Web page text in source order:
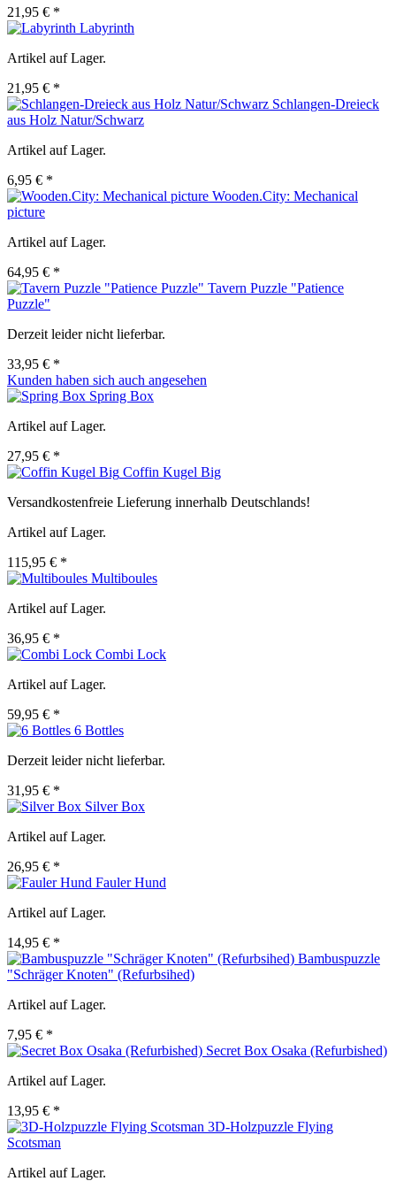
21,95 € *
Labyrinth
Artikel auf Lager.
21,95 € *
Schlangen-Dreieck
aus Holz Natur/Schwarz
Artikel auf Lager.
6,95 € *
Wooden.City: Mechanical
picture
Artikel auf Lager.
64,95 € *
Tavern Puzzle "Patience
Puzzle"
Derzeit leider nicht lieferbar.
33,95 € *
Kunden haben sich auch angesehen
Spring Box
Artikel auf Lager.
27,95 € *
Coffin Kugel Big
Versandkostenfreie Lieferung innerhalb Deutschlands!
Artikel auf Lager.
115,95 € *
Multiboules
Artikel auf Lager.
36,95 € *
Combi Lock
Artikel auf Lager.
59,95 € *
6 Bottles
Derzeit leider nicht lieferbar.
31,95 € *
Silver Box
Artikel auf Lager.
26,95 € *
Fauler Hund
Artikel auf Lager.
14,95 € *
Bambuspuzzle
"Schräger Knoten" (Refurbsihed)
Artikel auf Lager.
7,95 € *
Secret Box Osaka (Refurbished)
Artikel auf Lager.
13,95 € *
3D-Holzpuzzle Flying
Scotsman
Artikel auf Lager.